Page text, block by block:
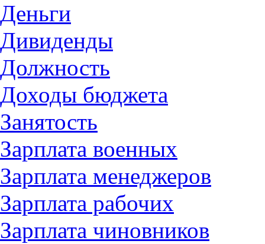
Деньги
Дивиденды
Должность
Доходы бюджета
Занятость
Зарплата военных
Зарплата менеджеров
Зарплата рабочих
Зарплата чиновников